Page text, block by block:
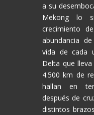
a su
Mekong lo
crecimiento
abundancia
vida de cada
Delta que
4.500 km de
hallan en
después de
distintos